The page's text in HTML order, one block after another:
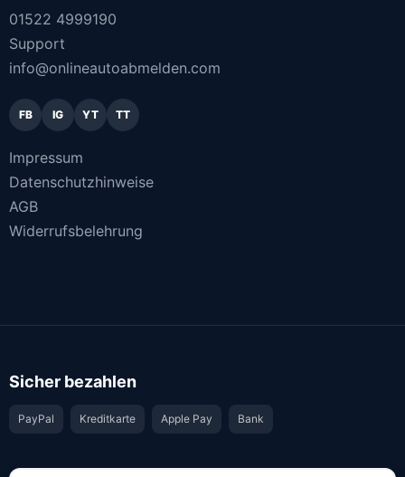
01522 4999190
Support
info@onlineautoabmelden.com
FB IG YT TT
Impressum
Datenschutzhinweise
AGB
Widerrufsbelehrung
Sicher bezahlen
PayPal Kreditkarte Apple Pay Bank